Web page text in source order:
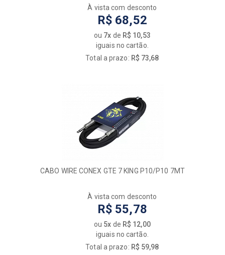
À vista com desconto
R$ 68,52
ou 7x de R$ 10,53
iguais no cartão.
Total a prazo: R$ 73,68
CABO WIRE CONEX GTE 7 KING P10/P10 7MT
À vista com desconto
R$ 55,78
ou 5x de R$ 12,00
iguais no cartão.
Total a prazo: R$ 59,98